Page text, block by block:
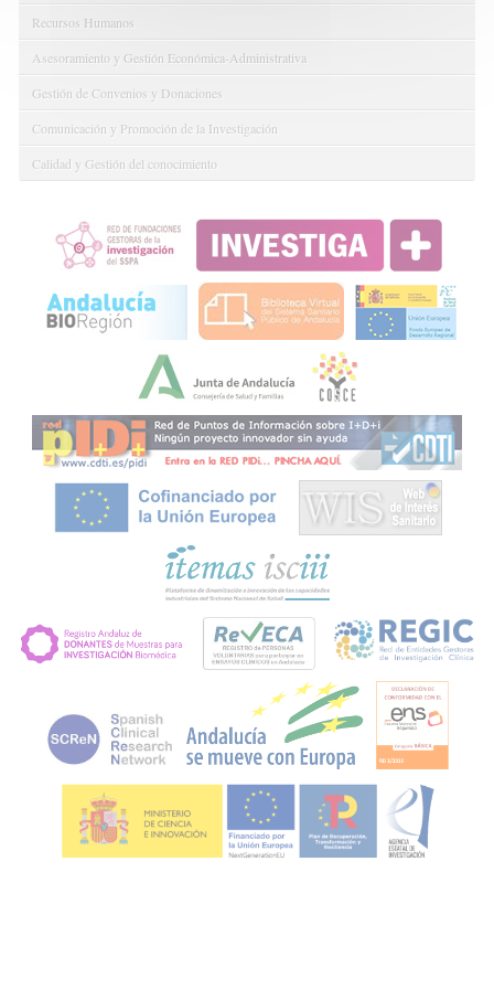
Recursos Humanos
Asesoramiento y Gestión Económica-Administrativa
Gestión de Convenios y Donaciones
Comunicación y Promoción de la Investigación
Calidad y Gestión del conocimiento